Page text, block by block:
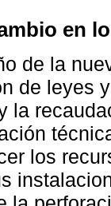
en
de la
de leyes
la
los